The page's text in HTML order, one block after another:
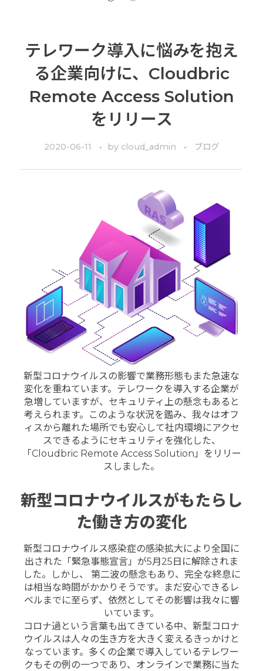
テレワーク導入に悩みを抱え
る企業向けに、Cloudbric
Remote Access Solution
をリリース
2020-06-11 by cloud_admin ブログ
新型コロナウイルスの影響で業務形態もまた急速な
変化を重ねています。テレワークを導入する企業が
急増していますが、セキュリティ上の懸念もあると
考えられます。このような状況を鑑み、我々はオフ
ィスから離れた場所でも安心して社内環境にアクセ
スできるようにセキュリティを強化した、
「Cloudbric Remote Access Solution」をリリー
スしました。
新型コロナウイルスがもたらし
た働き方の変化
新型コロナウイルス感染症の感染拡大により全国に
出された「緊急事態宣言」が5月25日に解除されま
した。しかし、 第二波の懸念もあり、完全な終息に
は相当な時間がかかりそうです。まだ安心できるレ
ベルまでに至らず、依然としてその影響は我々に響
いています。
コロナ過という言葉も出てきている中、新型コロナ
ウイルスは人々の生き方を大きく変えるきっかけと
なっています。多くの企業で導入しているテレワー
クもその例の一つであり、オンラインで業務に当た